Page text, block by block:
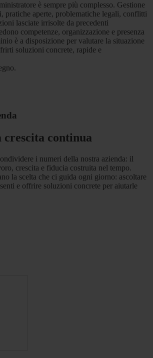
è sempre più complesso. Gestione
pratiche aperte, problematiche legali, conflitti
lasciate irrisolte da precedenti
competenze, organizzazione e presenza
è a disposizione per valutare la situazione
soluzioni concrete, rapide e
continua
i numeri della nostra azienda: il
crescita e fiducia costruita nel tempo.
la scelta che ci guida ogni giorno: ascoltare
e offrire soluzioni concrete per aiutarle